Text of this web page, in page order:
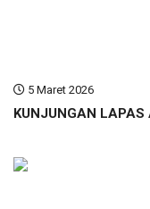
5 Maret 2026
KUNJUNGAN LAPAS